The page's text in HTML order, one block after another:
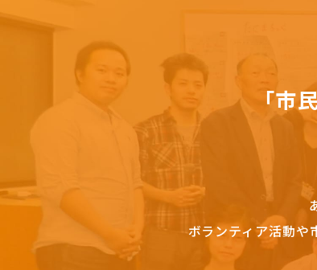
「市
ボランティア活動や